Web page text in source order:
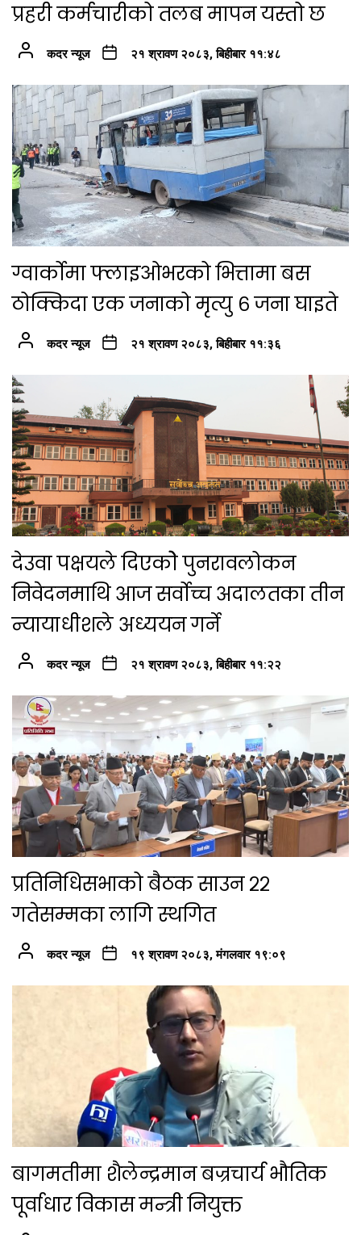
प्रहरी कर्मचारीको तलब मापन यस्तो छ
कदर न्यूज २१ श्रावण २०८३, बिहीबार ११:४८
ग्वार्कोमा फ्लाइओभरको भित्तामा बस
ठोक्किदा एक जनाको मृत्यु ६ जना घाइते
कदर न्यूज २१ श्रावण २०८३, बिहीबार ११:३६
देउवा पक्षयले दिएकोे पुनरावलोकन
निवेदनमाथि आज सर्वोच्च अदालतका तीन
न्यायाधीशले अध्ययन गर्ने
कदर न्यूज २१ श्रावण २०८३, बिहीबार ११:२२
प्रतिनिधिसभाको बैठक साउन २२
गतेसम्मका लागि स्थगित
कदर न्यूज १९ श्रावण २०८३, मंगलवार १९:०९
बागमतीमा शैलेन्द्रमान बज्रचार्य भौतिक
पूर्वाधार विकास मन्त्री नियुक्त